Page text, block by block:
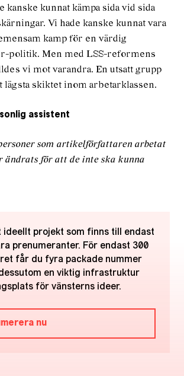
kanske kunnat kämpa sida vid sida
Vi hade kanske kunnat vara
kamp för en värdig
politik. Men med LSS-reformens
vi mot varandra. En utsatt grupp
lägsta skiktet inom arbetarklassen.
assistent
som artikelförfattaren arbetat
ändrats för att de inte ska kunna
ideellt projekt som finns till endast
prenumeranter. För endast 300
får du fyra packade nummer
en viktig infrastruktur
för vänsterns ideer.
nu